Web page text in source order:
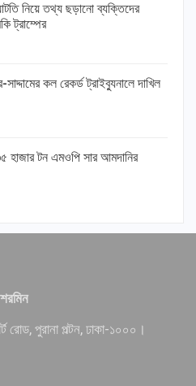
নিয়ে তথ্য ছড়ানো ব্যক্তিদের
ট্রাম্পের
কল রেকর্ড ট্রাইব্যুনালে দাখিল
হাজার টন এমওপি সার আমদানির
রোড, পুরানা পল্টন, ঢাকা-১০০০।